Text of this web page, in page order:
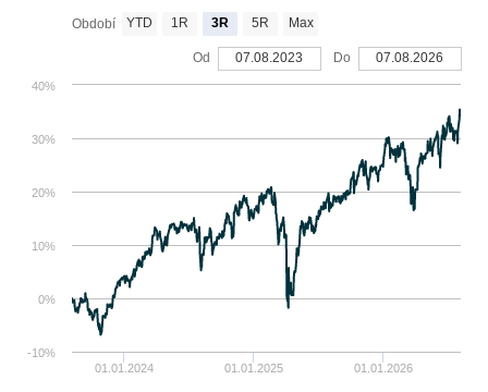
01.01.2024 01.01.2025 01.01.2026
-10%
0%
10%
20%
30%
40%
Období YTD 1R 3R 5R Max
Od 07.08.2023 Do 07.08.2026